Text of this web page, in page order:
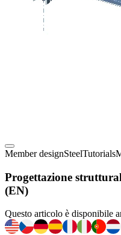
Member designSteelTutorials
Progettazione
(EN)
Questo articolo è disponibile